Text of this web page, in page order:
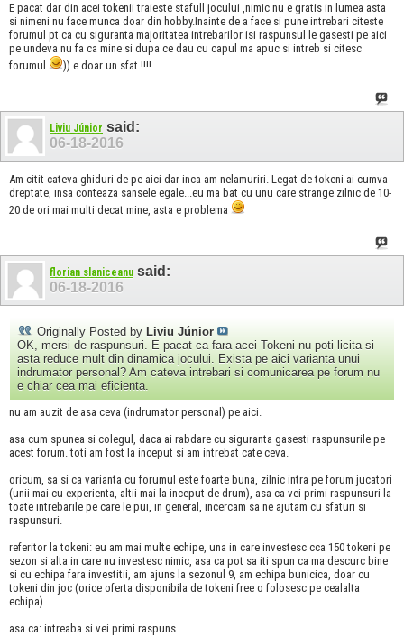
E pacat dar din acei tokenii traieste stafull jocului ,nimic nu e gratis in lumea asta
si nimeni nu face munca doar din hobby.Inainte de a face si pune intrebari citeste
forumul pt ca cu siguranta majoritatea intrebarilor isi raspunsul le gasesti pe aici
pe undeva nu fa ca mine si dupa ce dau cu capul ma apuc si intreb si citesc
forumul
)) e doar un sfat !!!!
Liviu Júnior said:
06-18-2016
Am citit cateva ghiduri de pe aici dar inca am nelamuriri. Legat de tokeni ai cumva
dreptate, insa conteaza sansele egale...eu ma bat cu unu care strange zilnic de 10-
20 de ori mai multi decat mine, asta e problema
florian slaniceanu said:
06-18-2016
Originally Posted by Liviu Júnior
OK, mersi de raspunsuri. E pacat ca fara acei Tokeni nu poti licita si
asta reduce mult din dinamica jocului. Exista pe aici varianta unui
indrumator personal? Am cateva intrebari si comunicarea pe forum nu
e chiar cea mai eficienta.
nu am auzit de asa ceva (indrumator personal) pe aici.
asa cum spunea si colegul, daca ai rabdare cu siguranta gasesti raspunsurile pe
acest forum. toti am fost la inceput si am intrebat cate ceva.
oricum, sa si ca varianta cu forumul este foarte buna, zilnic intra pe forum jucatori
(unii mai cu experienta, altii mai la inceput de drum), asa ca vei primi raspunsuri la
toate intrebarile pe care le pui, in general, incercam sa ne ajutam cu sfaturi si
raspunsuri.
referitor la tokeni: eu am mai multe echipe, una in care investesc cca 150 tokeni pe
sezon si alta in care nu investesc nimic, asa ca pot sa iti spun ca ma descurc bine
si cu echipa fara investitii, am ajuns la sezonul 9, am echipa bunicica, doar cu
tokeni din joc (orice oferta disponibila de tokeni free o folosesc pe cealalta
echipa)
asa ca: intreaba si vei primi raspuns